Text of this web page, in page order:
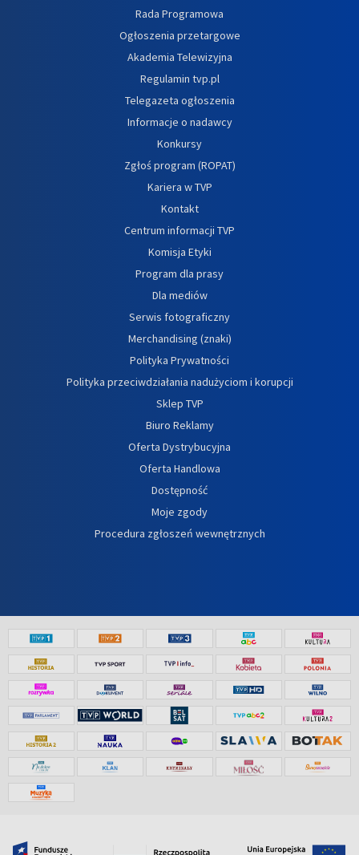
Rada Programowa
Ogłoszenia przetargowe
Akademia Telewizyjna
Regulamin tvp.pl
Telegazeta ogłoszenia
Informacje o nadawcy
Konkursy
Zgłoś program (ROPAT)
Kariera w TVP
Kontakt
Centrum informacji TVP
Komisja Etyki
Program dla prasy
Dla mediów
Serwis fotograficzny
Merchandising (znaki)
Polityka Prywatności
Polityka przeciwdziałania nadużyciom i korupcji
Sklep TVP
Biuro Reklamy
Oferta Dystrybucyjna
Oferta Handlowa
Dostępność
Moje zgody
Procedura zgłoszeń wewnętrznych